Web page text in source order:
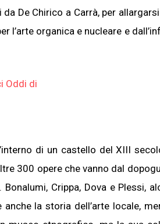
De Chirico a Carrà, per
l’arte organica e nucleare e
di un castello del XIII
300 opere che vanno dal
Crippa, Dova e Plessi,
la storia dell’arte locale,
newsletter e scarica
te riguardanti il mercato dell'arte.
Completa il form e potrai scaricare subito
gratuitamente la nuova Guida Mercato